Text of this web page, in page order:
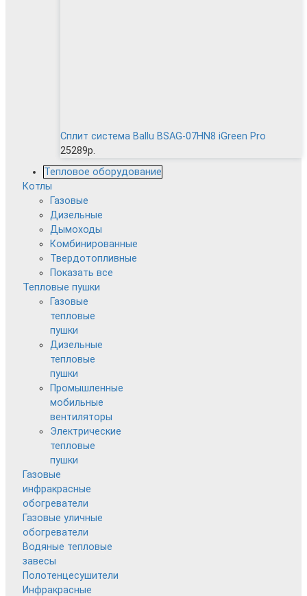
Сплит система Ballu BSAG-07HN8 iGreen Pro
25289р.
Тепловое оборудование
Котлы
Газовые
Дизельные
Дымоходы
Комбинированные
Твердотопливные
Показать все
Тепловые пушки
Газовые
тепловые
пушки
Дизельные
тепловые
пушки
Промышленные
мобильные
вентиляторы
Электрические
тепловые
пушки
Газовые
инфракрасные
обогреватели
Газовые уличные
обогреватели
Водяные тепловые
завесы
Полотенцесушители
Инфракрасные